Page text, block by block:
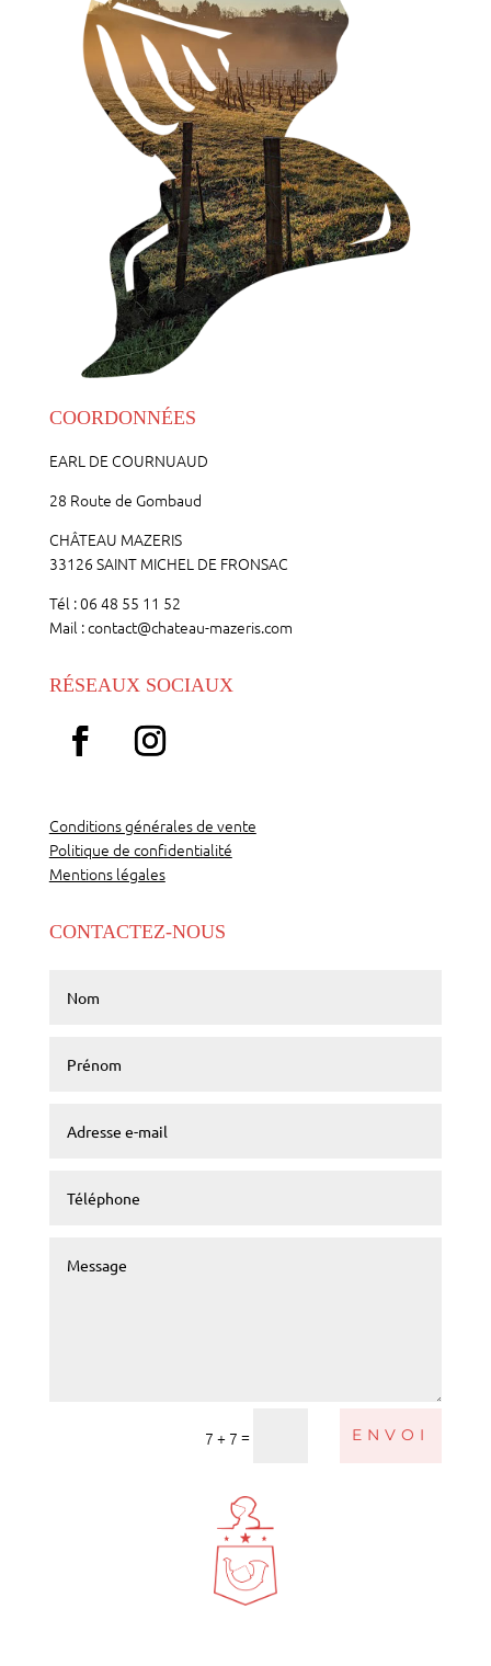
COORDONNÉES
EARL DE COURNUAUD
28 Route de Gombaud
CHÂTEAU MAZERIS
33126 SAINT MICHEL DE FRONSAC
Tél : 06 48 55 11 52
Mail : contact@chateau-mazeris.com
RÉSEAUX SOCIAUX
Conditions générales de vente
Politique de confidentialité
Mentions légales
CONTACTEZ-NOUS
7 + 7 = ENVOI